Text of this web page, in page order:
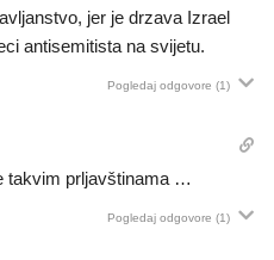
jer je drzava Izrael
antisemitista na svijetu.
Pogledaj odgovore (1)
takvim prljavštinama …
Pogledaj odgovore (1)